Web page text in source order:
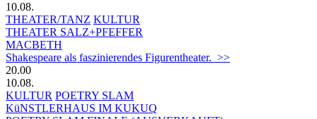
10.08.
THEATER/TANZ KULTUR
THEATER SALZ+PFEFFER
MACBETH
Shakespeare als faszinierendes Figurentheater. >>
20.00
10.08.
KULTUR POETRY SLAM
KüNSTLERHAUS IM KUKUQ